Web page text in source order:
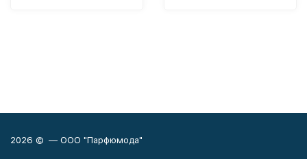
2026 © — ООО "Парфюмода"